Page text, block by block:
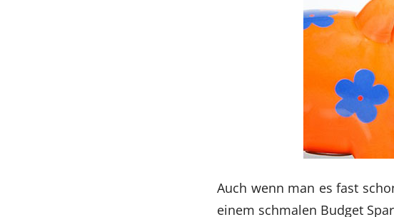
Auch wenn man es fast
einem schmalen Budget